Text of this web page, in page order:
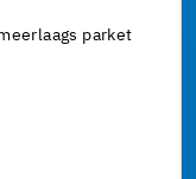
parket